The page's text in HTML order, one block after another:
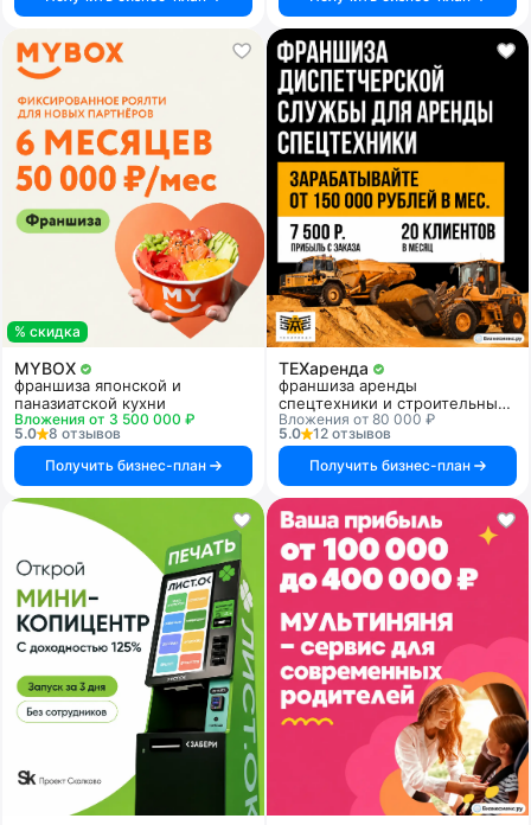
% скидка
MYBOX
франшиза японской и
паназиатской кухни
Вложения от 3 500 000 ₽
5.0
8 отзывов
Получить бизнес-план
ТЕХаренда
франшиза аренды
спецтехники и строительных
услуг
Вложения от 80 000 ₽
5.0
12 отзывов
Получить бизнес-план